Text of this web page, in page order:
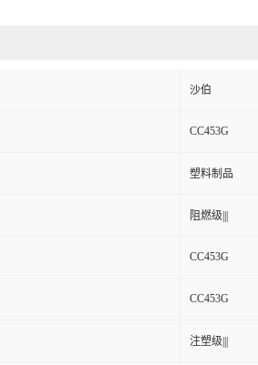
沙伯
CC453G
塑料制品
阻燃级|||
CC453G